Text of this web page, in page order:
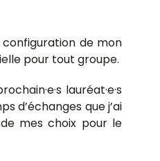
de mon
pour tout groupe.
lauréat·e·s
d’échanges que j’ai
mes choix pour le